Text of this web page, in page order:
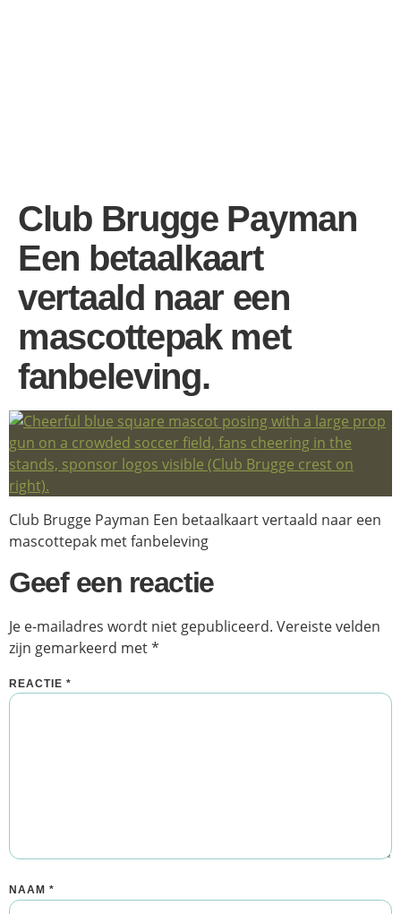
Club Brugge Payman
Een betaalkaart
vertaald naar een
mascottepak met
fanbeleving.
Club Brugge Payman Een betaalkaart vertaald naar een
mascottepak met fanbeleving
Geef een reactie
Je e-mailadres wordt niet gepubliceerd. Vereiste velden
zijn gemarkeerd met*
REACTIE *
NAAM *